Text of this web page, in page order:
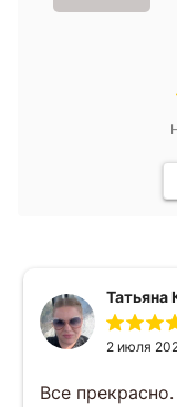
Татьяна
2 июля
Все